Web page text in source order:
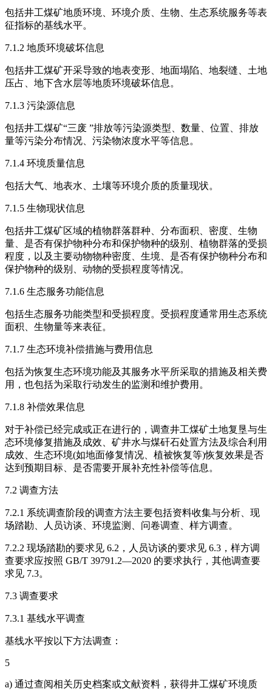
包括井工煤矿地质环境、环境介质、生物、生态系统服务等表
征指标的基线水平。
7.1.2 地质环境破坏信息
包括井工煤矿开采导致的地表变形、地面塌陷、地裂缝、土地
压占、地下含水层等地质环境破坏信息。
7.1.3 污染源信息
包括井工煤矿“三废 ”排放等污染源类型、数量、位置、排放
量等污染分布情况、污染物浓度水平等信息。
7.1.4 环境质量信息
包括大气、地表水、土壤等环境介质的质量现状。
7.1.5 生物现状信息
包括井工煤矿区域的植物群落群种、分布面积、密度、生物
量、是否有保护物种分布和保护物种的级别、植物群落的受损
程度，以及主要动物物种密度、生境、是否有保护物种分布和
保护物种的级别、动物的受损程度等情况。
7.1.6 生态服务功能信息
包括生态服务功能类型和受损程度。受损程度通常用生态系统
面积、生物量等来表征。
7.1.7 生态环境补偿措施与费用信息
包括为恢复生态环境功能及其服务水平所采取的措施及相关费
用，也包括为采取行动发生的监测和维护费用。
7.1.8 补偿效果信息
对于补偿已经完成或正在进行的，调查井工煤矿土地复垦与生
态环境修复措施及成效、矿井水与煤矸石处置方法及综合利用
成效、生态环境(如地面修复情况、植被恢复等)恢复效果是否
达到预期目标、是否需要开展补充性补偿等信息。
7.2 调查方法
7.2.1 系统调查阶段的调查方法主要包括资料收集与分析、现
场踏勘、人员访谈、环境监测、问卷调查、样方调查。
7.2.2 现场踏勘的要求见 6.2，人员访谈的要求见 6.3，样方调
查要求应按照 GB/T 39791.2—2020 的要求执行，其他调查要
求见 7.3。
7.3 调查要求
7.3.1 基线水平调查
基线水平按以下方法调查：
5
a) 通过查阅相关历史档案或文献资料，获得井工煤矿环境质